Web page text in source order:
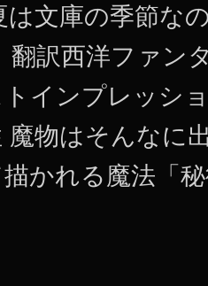
は文庫の季節な
翻訳西洋ファン
インプレッシ
魔物はそんなに
かれる魔法「